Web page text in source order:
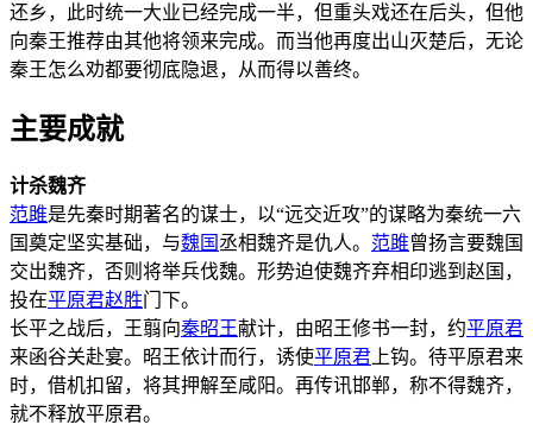
还乡，此时统一大业已经完成一半，但重头戏还在后头，但他
向秦王推荐由其他将领来完成。而当他再度出山灭楚后，无论
秦王怎么劝都要彻底隐退，从而得以善终。
主要成就
计杀魏齐
范雎是先秦时期著名的谋士，以“远交近攻”的谋略为秦统一六
国奠定坚实基础，与魏国 丞相魏齐是仇人。 范雎曾扬言要魏国
交出魏齐，否则将举兵伐魏。形势迫使魏齐弃相印逃到赵国，
投在平原君赵胜门下。
长平之战后，王翦向秦昭王献计，由昭王修书一封，约平原君
来函谷关赴宴。昭王依计而行，诱使平原君上钩。待平原君来
时，借机扣留，将其押解至咸阳。再传讯邯郸，称不得魏齐，
就不释放平原君。